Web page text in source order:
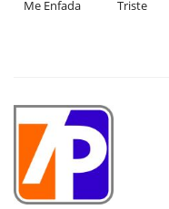
Me Enfada Triste